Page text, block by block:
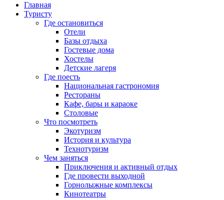
Главная
Туристу
Где остановиться
Отели
Базы отдыха
Гостевые дома
Хостелы
Детские лагеря
Где поесть
Национальная гастрономия
Рестораны
Кафе, бары и караоке
Столовые
Что посмотреть
Экотуризм
История и культура
Технотуризм
Чем заняться
Приключения и активный отдых
Где провести выходной
Горнолыжные комплексы
Кинотеатры